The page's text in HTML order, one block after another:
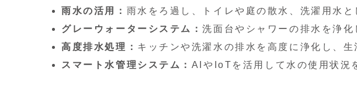
雨水の活用： 雨水をろ過し、トイレや庭の散水、洗濯用水と
グレーウォーターシステム：洗面台やシャワーの排水を浄
高度排水処理： キッチンや洗濯水の排水を高度に浄化し、生
スマート水管理システム： AIやIoTを活用して水の使用状況